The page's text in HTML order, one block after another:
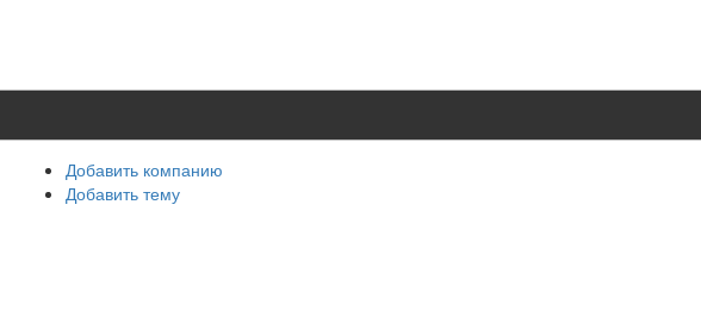
Добавить компанию
Добавить тему